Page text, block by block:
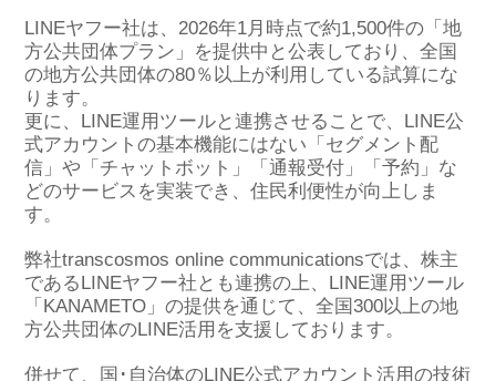
LINEヤフー社は、2026年1月時点で約1,500件の「地
⽅公共団体プラン」を提供中と公表しており、全国
の地方公共団体の80％以上が利用している試算にな
ります。
更に、LINE運用ツールと連携させることで、LINE公
式アカウントの基本機能にはない「セグメント配
信」や「チャットボット」「通報受付」「予約」な
どのサービスを実装でき、住民利便性が向上しま
す。
弊社transcosmos online communicationsでは、株主
であるLINEヤフー社とも連携の上、LINE運用ツール
「KANAMETO」の提供を通じて、全国300以上の地
方公共団体のLINE活用を支援しております。
併せて、国･自治体のLINE公式アカウント活用の技術